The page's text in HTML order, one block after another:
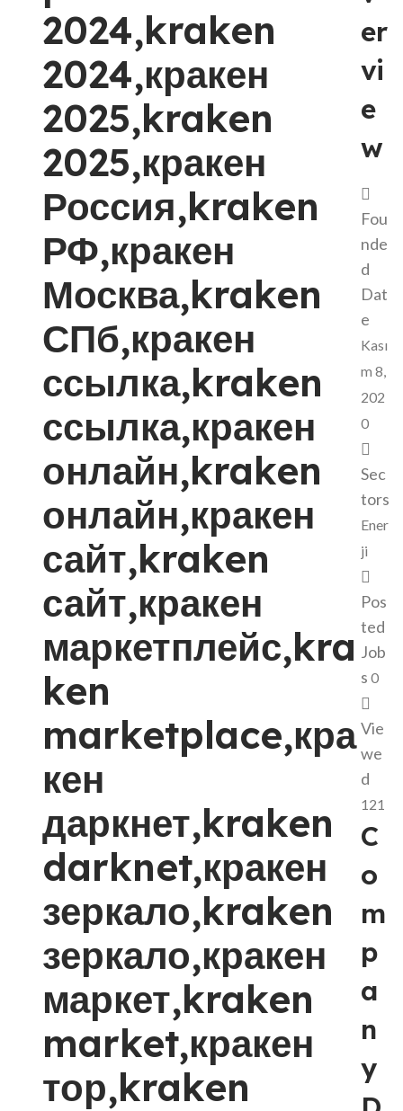
2024,kraken
2024,кракен
2025,kraken
2025,кракен
Россия,kraken
РФ,кракен
Москва,kraken
СПб,кракен
ссылка,kraken
ссылка,кракен
онлайн,kraken
онлайн,кракен
сайт,kraken
сайт,кракен
маркетплейс,kra
ken
marketplace,кра
кен
даркнет,kraken
darknet,кракен
зеркало,kraken
зеркало,кракен
маркет,kraken
market,кракен
тор,kraken
er
vi
e
w
Fou
nde
d
Dat
e
Kası
m 8,
202
0
Sec
tors
Ener
ji
Pos
ted
Job
s 0
Vie
we
d
121
C
o
m
p
a
n
y